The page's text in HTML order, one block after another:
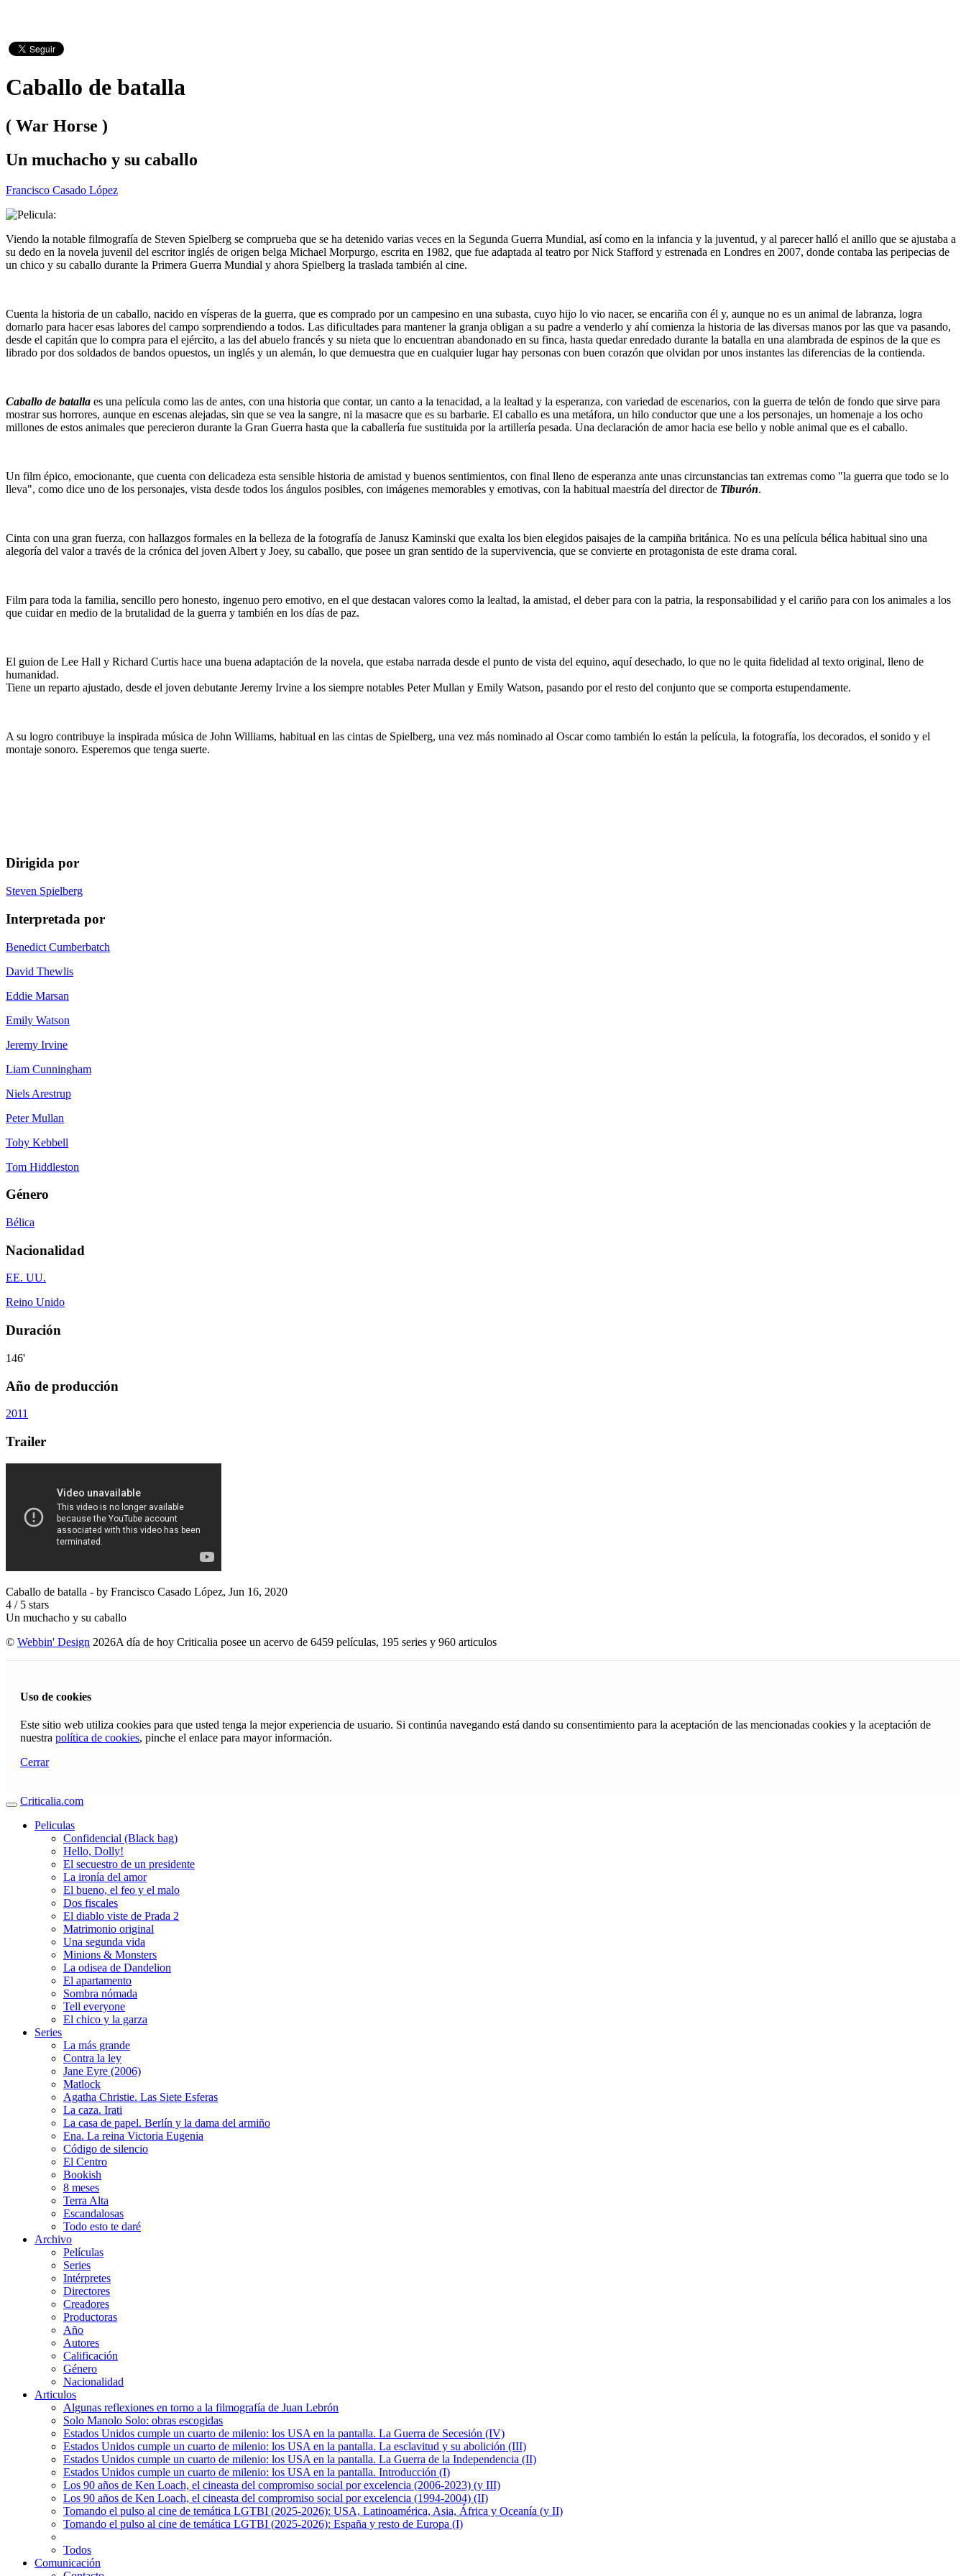
Caballo de batalla
( War Horse )
Un muchacho y su caballo
Francisco Casado López
Viendo la notable filmografía de Steven Spielberg se comprueba que se ha detenido varias veces en la Segunda Guerra Mundial, así como en la infancia y la juventud, y al parecer halló el anillo que se ajustaba a
su dedo en la novela juvenil del escritor inglés de origen belga Michael Morpurgo, escrita en 1982, que fue adaptada al teatro por Nick Stafford y estrenada en Londres en 2007, donde contaba las peripecias de
un chico y su caballo durante la Primera Guerra Mundial y ahora Spielberg la traslada también al cine.
Cuenta la historia de un caballo, nacido en vísperas de la guerra, que es comprado por un campesino en una subasta, cuyo hijo lo vio nacer, se encariña con él y, aunque no es un animal de labranza, logra
domarlo para hacer esas labores del campo sorprendiendo a todos. Las dificultades para mantener la granja obligan a su padre a venderlo y ahí comienza la historia de las diversas manos por las que va pasando,
desde el capitán que lo compra para el ejército, a las del abuelo francés y su nieta que lo encuentran abandonado en su finca, hasta quedar enredado durante la batalla en una alambrada de espinos de la que es
librado por dos soldados de bandos opuestos, un inglés y un alemán, lo que demuestra que en cualquier lugar hay personas con buen corazón que olvidan por unos instantes las diferencias de la contienda.
Caballo de batalla es una película como las de antes, con una historia que contar, un canto a la tenacidad, a la lealtad y la esperanza, con variedad de escenarios, con la guerra de telón de fondo que sirve para
mostrar sus horrores, aunque en escenas alejadas, sin que se vea la sangre, ni la masacre que es su barbarie. El caballo es una metáfora, un hilo conductor que une a los personajes, un homenaje a los ocho
millones de estos animales que perecieron durante la Gran Guerra hasta que la caballería fue sustituida por la artillería pesada. Una declaración de amor hacia ese bello y noble animal que es el caballo.
Un film épico, emocionante, que cuenta con delicadeza esta sensible historia de amistad y buenos sentimientos, con final lleno de esperanza ante unas circunstancias tan extremas como "la guerra que todo se lo
lleva", como dice uno de los personajes, vista desde todos los ángulos posibles, con imágenes memorables y emotivas, con la habitual maestría del director de Tiburón.
Cinta con una gran fuerza, con hallazgos formales en la belleza de la fotografía de Janusz Kaminski que exalta los bien elegidos paisajes de la campiña británica. No es una película bélica habitual sino una
alegoría del valor a través de la crónica del joven Albert y Joey, su caballo, que posee un gran sentido de la supervivencia, que se convierte en protagonista de este drama coral.
Film para toda la familia, sencillo pero honesto, ingenuo pero emotivo, en el que destacan valores como la lealtad, la amistad, el deber para con la patria, la responsabilidad y el cariño para con los animales a los
que cuidar en medio de la brutalidad de la guerra y también en los días de paz.
El guion de Lee Hall y Richard Curtis hace una buena adaptación de la novela, que estaba narrada desde el punto de vista del equino, aquí desechado, lo que no le quita fidelidad al texto original, lleno de
humanidad.
Tiene un reparto ajustado, desde el joven debutante Jeremy Irvine a los siempre notables Peter Mullan y Emily Watson, pasando por el resto del conjunto que se comporta estupendamente.
A su logro contribuye la inspirada música de John Williams, habitual en las cintas de Spielberg, una vez más nominado al Oscar como también lo están la película, la fotografía, los decorados, el sonido y el
montaje sonoro. Esperemos que tenga suerte.
Dirigida por
Steven Spielberg
Interpretada por
Benedict Cumberbatch
David Thewlis
Eddie Marsan
Emily Watson
Jeremy Irvine
Liam Cunningham
Niels Arestrup
Peter Mullan
Toby Kebbell
Tom Hiddleston
Género
Bélica
Nacionalidad
EE. UU.
Reino Unido
Duración
146'
Año de producción
2011
Trailer
Caballo de batalla - by Francisco Casado López, Jun 16, 2020
4 / 5 stars
Un muchacho y su caballo
© Webbin' Design 2026A día de hoy Criticalia posee un acervo de 6459 películas, 195 series y 960 articulos
Uso de cookies
Este sitio web utiliza cookies para que usted tenga la mejor experiencia de usuario. Si continúa navegando está dando su consentimiento para la aceptación de las mencionadas cookies y la aceptación de
nuestra política de cookies, pinche el enlace para mayor información.
Cerrar
Criticalia.com
Peliculas
Confidencial (Black bag)
Hello, Dolly!
El secuestro de un presidente
La ironía del amor
El bueno, el feo y el malo
Dos fiscales
El diablo viste de Prada 2
Matrimonio original
Una segunda vida
Minions & Monsters
La odisea de Dandelion
El apartamento
Sombra nómada
Tell everyone
El chico y la garza
Series
La más grande
Contra la ley
Jane Eyre (2006)
Matlock
Agatha Christie. Las Siete Esferas
La caza. Irati
La casa de papel. Berlín y la dama del armiño
Ena. La reina Victoria Eugenia
Código de silencio
El Centro
Bookish
8 meses
Terra Alta
Escandalosas
Todo esto te daré
Archivo
Películas
Series
Intérpretes
Directores
Creadores
Productoras
Año
Autores
Calificación
Género
Nacionalidad
Articulos
Algunas reflexiones en torno a la filmografía de Juan Lebrón
Solo Manolo Solo: obras escogidas
Estados Unidos cumple un cuarto de milenio: los USA en la pantalla. La Guerra de Secesión (IV)
Estados Unidos cumple un cuarto de milenio: los USA en la pantalla. La esclavitud y su abolición (III)
Estados Unidos cumple un cuarto de milenio: los USA en la pantalla. La Guerra de la Independencia (II)
Estados Unidos cumple un cuarto de milenio: los USA en la pantalla. Introducción (I)
Los 90 años de Ken Loach, el cineasta del compromiso social por excelencia (2006-2023) (y III)
Los 90 años de Ken Loach, el cineasta del compromiso social por excelencia (1994-2004) (II)
Tomando el pulso al cine de temática LGTBI (2025-2026): USA, Latinoamérica, Asia, África y Oceanía (y II)
Tomando el pulso al cine de temática LGTBI (2025-2026): España y resto de Europa (I)
Todos
Comunicación